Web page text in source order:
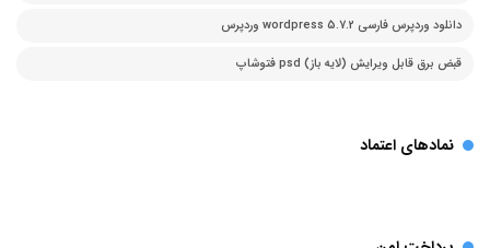
دانلود وردپرس فارسی 5.7.2 wordpress وردپرس
قبض برق قابل ویرایش (لایه باز) psd فتوشاپ
نمادهای اعتماد